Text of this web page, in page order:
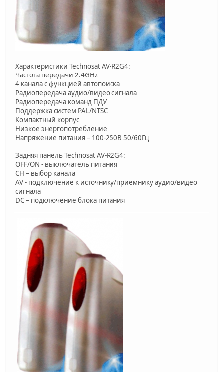
Характеристики Technosat AV-R2G4:
Частота передачи 2.4GHz
4 канала с функцией автопоиска
Радиопередача аудио/видео сигнала
Радиопередача команд ПДУ
Поддержка систем PAL/NTSC
Компактный корпус
Низкое энергопотребление
Напряжение питания – 100-250В 50/60Гц
Задняя панель Technosat AV-R2G4:
OFF/ON - выключатель питания
CH – выбор канала
AV - подключение к источнику/приемнику аудио/видео
сигнала
DC – подключение блока питания